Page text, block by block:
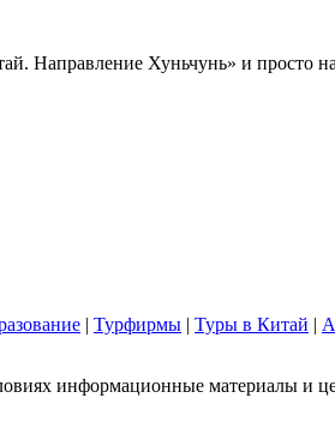
Направление Хуньчунь» и просто
| Турфирмы | Туры в Китай |
информационные материалы и